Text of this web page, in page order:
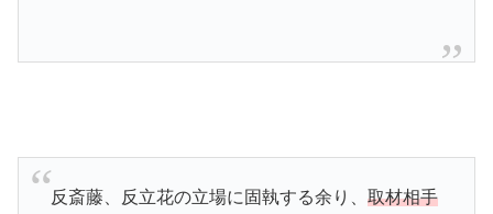
反斎藤、反立花の立場に固執する余り、 取材相手